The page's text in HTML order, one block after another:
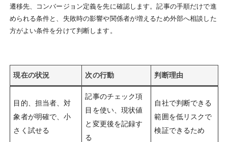
遷移先、コンバージョン定義を先に確認します。記事の手順だけで進
められる条件と、失敗時の影響や関係者が増えるため外部へ相談した
方がよい条件を分けて判断します。
現在の状況 次の行動 判断理由
目的、担当者、対
象者が明確で、小
さく試せる
記事のチェック項
目を使い、現状値
と変更後を記録す
る
自社で判断できる
範囲を低リスクで
検証できるため